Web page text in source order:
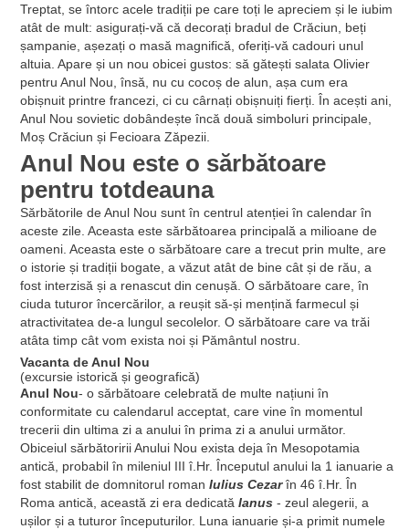
Treptat, se întorc acele tradiții pe care toți le apreciem și le iubim
atât de mult: asigurați-vă că decorați bradul de Crăciun, beți
șampanie, așezați o masă magnifică, oferiți-vă cadouri unul
altuia. Apare și un nou obicei gustos: să gătești salata Olivier
pentru Anul Nou, însă, nu cu cocoș de alun, așa cum era
obișnuit printre francezi, ci cu cârnați obișnuiți fierți. În acești ani,
Anul Nou sovietic dobândește încă două simboluri principale,
Moș Crăciun și Fecioara Zăpezii.
Anul Nou este o sărbătoare
pentru totdeauna
Sărbătorile de Anul Nou sunt în centrul atenției în calendar în
aceste zile. Aceasta este sărbătoarea principală a milioane de
oameni. Aceasta este o sărbătoare care a trecut prin multe, are
o istorie și tradiții bogate, a văzut atât de bine cât și de rău, a
fost interzisă și a renascut din cenușă. O sărbătoare care, în
ciuda tuturor încercărilor, a reușit să-și mențină farmecul și
atractivitatea de-a lungul secolelor. O sărbătoare care va trăi
atâta timp cât vom exista noi și Pământul nostru.
Vacanta de Anul Nou
(excursie istorică și geografică)
Anul Nou- o sărbătoare celebrată de multe națiuni în
conformitate cu calendarul acceptat, care vine în momentul
trecerii din ultima zi a anului în prima zi a anului următor.
Obiceiul sărbătoririi Anului Nou exista deja în Mesopotamia
antică, probabil în mileniul III î.Hr. Începutul anului la 1 ianuarie a
fost stabilit de domnitorul roman Iulius Cezar în 46 î.Hr. În
Roma antică, această zi era dedicată Ianus - zeul alegerii, a
ușilor și a tuturor începuturilor. Luna ianuarie și-a primit numele